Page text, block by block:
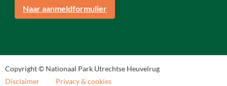
Naar aanmeldformulier
Copyright © Nationaal Park Utrechtse Heuvelrug
Disclaimer
Privacy & cookies